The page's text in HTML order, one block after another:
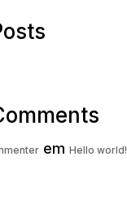
em Hello world!